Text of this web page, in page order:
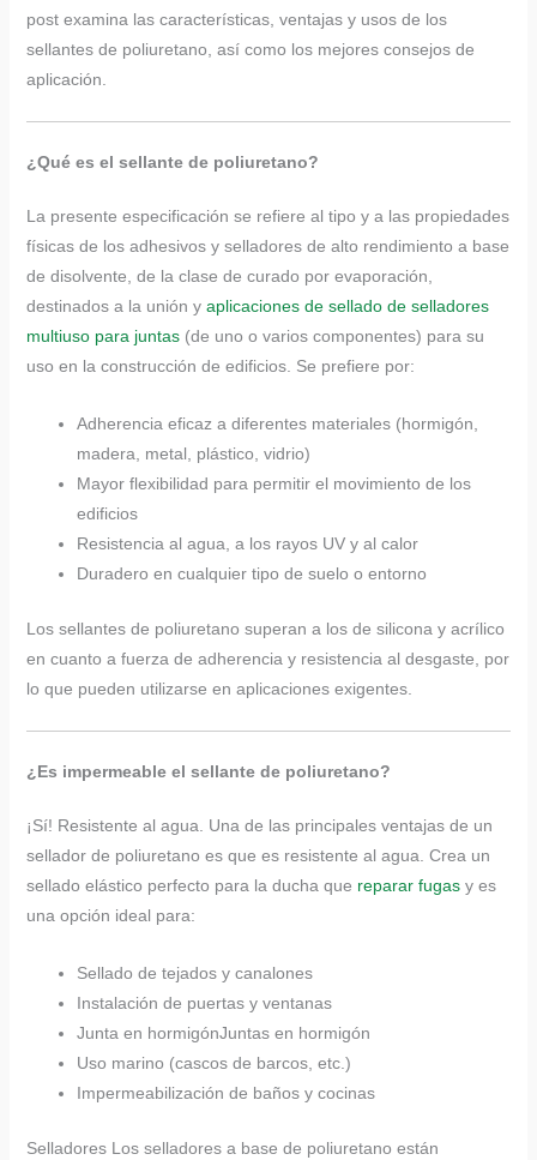
post examina las características, ventajas y usos de los
sellantes de poliuretano, así como los mejores consejos de
aplicación.
¿Qué es el sellante de poliuretano?
La presente especificación se refiere al tipo y a las propiedades
físicas de los adhesivos y selladores de alto rendimiento a base
de disolvente, de la clase de curado por evaporación,
destinados a la unión y aplicaciones de sellado de selladores
multiuso para juntas(de uno o varios componentes) para su
uso en la construcción de edificios. Se prefiere por:
Adherencia eficaz a diferentes materiales (hormigón,
madera, metal, plástico, vidrio)
Mayor flexibilidad para permitir el movimiento de los
edificios
Resistencia al agua, a los rayos UV y al calor
Duradero en cualquier tipo de suelo o entorno
Los sellantes de poliuretano superan a los de silicona y acrílico
en cuanto a fuerza de adherencia y resistencia al desgaste, por
lo que pueden utilizarse en aplicaciones exigentes.
¿Es impermeable el sellante de poliuretano?
​​¡Sí! ​​Resistente al agua. Una de las principales ventajas de un
sellador de poliuretano es que es resistente al agua. Crea un
sellado elástico perfecto para la ducha que reparar fugasy es
una opción ideal para:
Sellado de tejados y canalones
Instalación de puertas y ventanas
Junta en hormigónJuntas en hormigón
Uso marino (cascos de barcos, etc.)
Impermeabilización de baños y cocinas
Selladores Los selladores a base de poliuretano están